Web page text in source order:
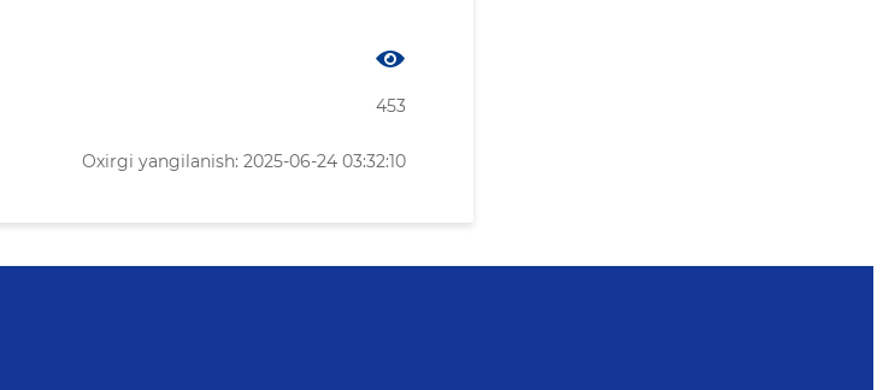
453
Oxirgi yangilanish: 2025-06-24 03:32:10